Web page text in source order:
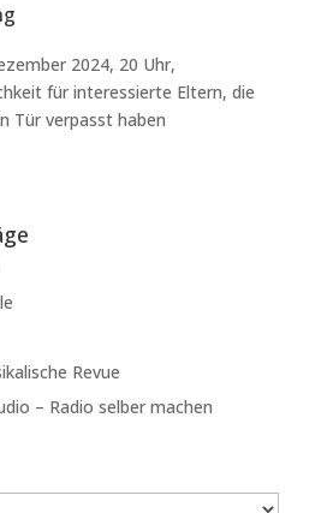
2024, 20 Uhr,
für interessierte Eltern, die
Tür verpasst haben
Revue
– Radio selber machen